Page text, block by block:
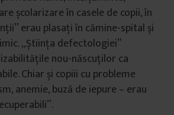
școlarizare în casele de copii, în
erau plasați în cămine-spital și
„Știința defectologiei”
nou-născuților ca
Chiar și copiii cu probleme
anemie, buză de iepure – erau